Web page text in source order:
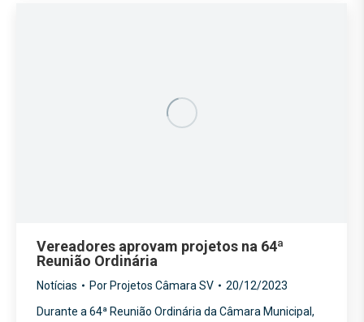
Vereadores aprovam projetos na 64ª
Reunião Ordinária
Notícias Por Projetos Câmara SV
20/12/2023
Durante a 64ª Reunião Ordinária da Câmara Municipal,